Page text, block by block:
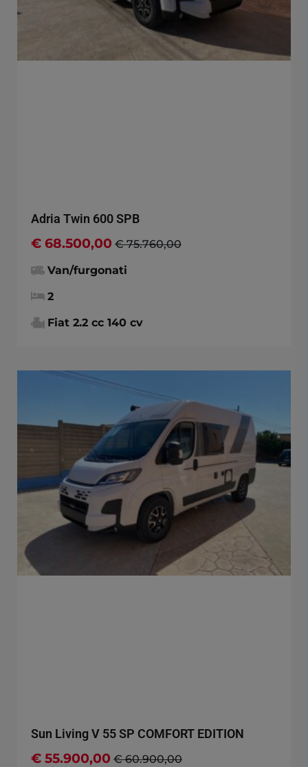
Adria Twin 600 SPB
€ 68.500,00 € 75.760,00
Van/furgonati
2
Fiat 2.2 cc 140 cv
Sun Living V 55 SP COMFORT EDITION
€ 55.900,00 € 60.900,00